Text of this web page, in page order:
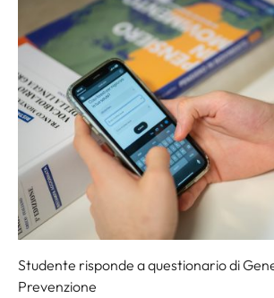
Studente risponde a questionario di
Prevenzione